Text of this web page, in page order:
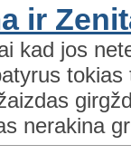
ir
kad jos
tokias
nerakina